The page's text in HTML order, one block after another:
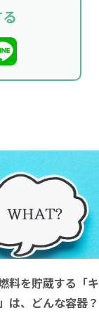
料を貯蔵する「キ
は、どんな容器？